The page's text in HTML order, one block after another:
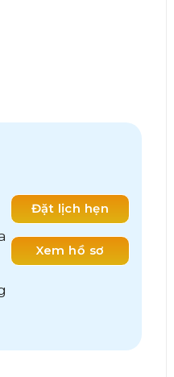
Đặt lịch hẹn
Xem hồ sơ